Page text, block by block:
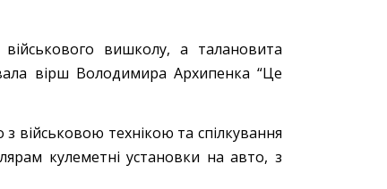
вишколу, а талановита
вірш Володимира Архипенка “Це
військовою технікою та спілкування
кулеметні установки на авто, з